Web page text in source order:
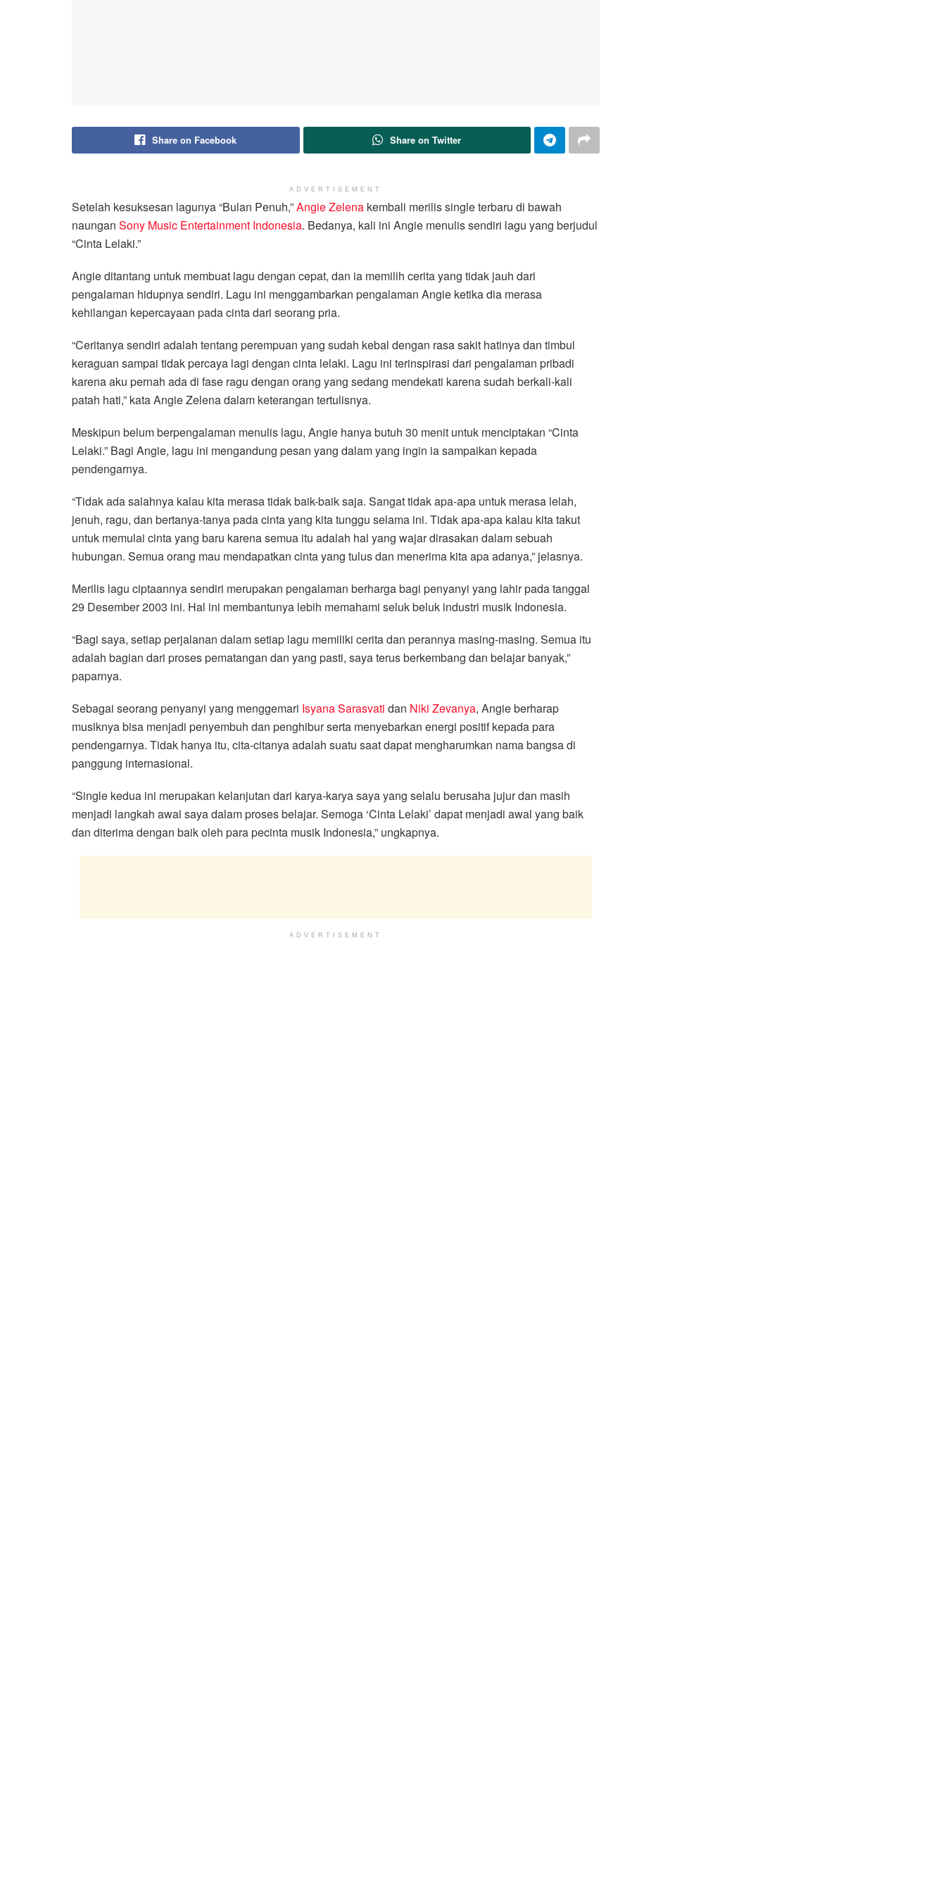
Share on Facebook Share on Twitter
ADVERTISEMENT
Setelah kesuksesan lagunya “Bulan Penuh,”Angie Zelena kembali merilis single terbaru di bawah
naungan Sony Music Entertainment Indonesia. Bedanya, kali ini Angie menulis sendiri lagu yang berjudul
“Cinta Lelaki.”
Angie ditantang untuk membuat lagu dengan cepat, dan ia memilih cerita yang tidak jauh dari
pengalaman hidupnya sendiri. Lagu ini menggambarkan pengalaman Angie ketika dia merasa
kehilangan kepercayaan pada cinta dari seorang pria.
“Ceritanya sendiri adalah tentang perempuan yang sudah kebal dengan rasa sakit hatinya dan timbul
keraguan sampai tidak percaya lagi dengan cinta lelaki. Lagu ini terinspirasi dari pengalaman pribadi
karena aku pernah ada di fase ragu dengan orang yang sedang mendekati karena sudah berkali-kali
patah hati,” kata Angie Zelena dalam keterangan tertulisnya.
Meskipun belum berpengalaman menulis lagu, Angie hanya butuh 30 menit untuk menciptakan “Cinta
Lelaki.” Bagi Angie, lagu ini mengandung pesan yang dalam yang ingin ia sampaikan kepada
pendengarnya.
“Tidak ada salahnya kalau kita merasa tidak baik-baik saja. Sangat tidak apa-apa untuk merasa lelah,
jenuh, ragu, dan bertanya-tanya pada cinta yang kita tunggu selama ini. Tidak apa-apa kalau kita takut
untuk memulai cinta yang baru karena semua itu adalah hal yang wajar dirasakan dalam sebuah
hubungan. Semua orang mau mendapatkan cinta yang tulus dan menerima kita apa adanya,” jelasnya.
Merilis lagu ciptaannya sendiri merupakan pengalaman berharga bagi penyanyi yang lahir pada tanggal
29 Desember 2003 ini. Hal ini membantunya lebih memahami seluk beluk industri musik Indonesia.
“Bagi saya, setiap perjalanan dalam setiap lagu memiliki cerita dan perannya masing-masing. Semua itu
adalah bagian dari proses pematangan dan yang pasti, saya terus berkembang dan belajar banyak,”
paparnya.
Sebagai seorang penyanyi yang menggemari Isyana Sarasvati dan Niki Zevanya, Angie berharap
musiknya bisa menjadi penyembuh dan penghibur serta menyebarkan energi positif kepada para
pendengarnya. Tidak hanya itu, cita-citanya adalah suatu saat dapat mengharumkan nama bangsa di
panggung internasional.
“Single kedua ini merupakan kelanjutan dari karya-karya saya yang selalu berusaha jujur dan masih
menjadi langkah awal saya dalam proses belajar. Semoga ‘Cinta Lelaki’ dapat menjadi awal yang baik
dan diterima dengan baik oleh para pecinta musik Indonesia,” ungkapnya.
ADVERTISEMENT